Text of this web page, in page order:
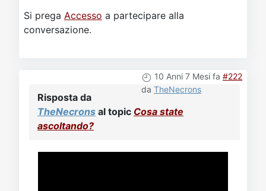
Si prega Accesso a partecipare alla
conversazione.
10 Anni 7 Mesi fa #222
da TheNecrons
Risposta da
TheNecrons al topic Cosa state
ascoltando?